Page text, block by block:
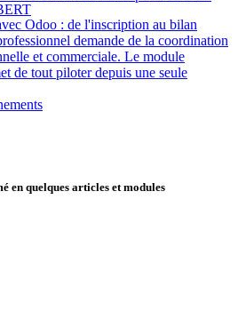
Odoo : de l'inscription au bilan
demande de la coordination
et commerciale. Le module
de tout piloter depuis une seule
en quelques articles et modules